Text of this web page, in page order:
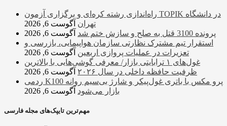
راه‌اندازی رشته کره‌ای و برگزاری آزمون TOPIK در دانشگاه
تهران آگوست 6, 2026
پرونده 3100 قتل به صلح و سازش ختم شد
آگوست 6, 2026
استقرار تیم مشترک نظارتی سازمان هواپیمایی، بازرسی و
تعزیرات در عملیات پروازی اربعین آگوست 6, 2026
غول‌های ۱ ترابایتی بازار/ معرفی گوشی‌هایی با بالاترین
ظرفیت حافظه داخلی در سال ۲۰۲۶
آگوست 6, 2026
ردمی K100 پرو مکس با باتری غول‌پیکر و شارژ بی‌سیم روانه
بازار می‌شود آگوست 6, 2026
مهم‌ترین تایپک‌های مجله فارسی